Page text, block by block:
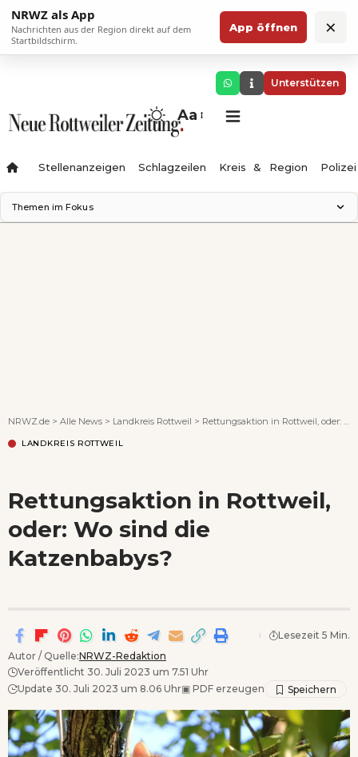
NRWZ als App
Nachrichten aus der Region direkt auf dem
Startbildschirm.
App öffnen ×
Unterstützen
Aa
Stellenanzeigen Schlagzeilen Kreis & Region Polizei
Themen im Fokus
NRWZ.de > Alle News > Landkreis Rottweil > Rettungsaktion in Rottweil, oder: Wo sind die Katzenbabys?
LANDKREIS ROTTWEIL
Rettungsaktion in Rottweil,
oder: Wo sind die
Katzenbabys?
Autor / Quelle:NRWZ-Redaktion
Veröffentlicht 30. Juli 2023 um 7.51 Uhr
Update 30. Juli 2023 um 8.06 Uhr▣ PDF erzeugen
Lesezeit 5 Min.